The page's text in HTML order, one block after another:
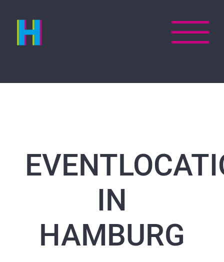
Inhalt
springen
IN
HAMBURG